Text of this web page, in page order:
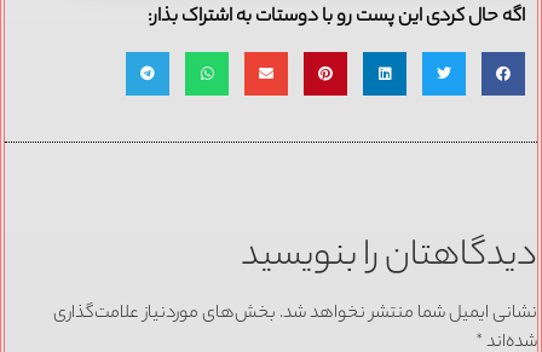
اگه حال کردی این پست رو با دوستات به اشتراک بذار:
دیدگاهتان را بنویسید
نشانی ایمیل شما منتشر نخواهد شد. بخش‌های موردنیاز علامت‌گذاری
شده‌اند*